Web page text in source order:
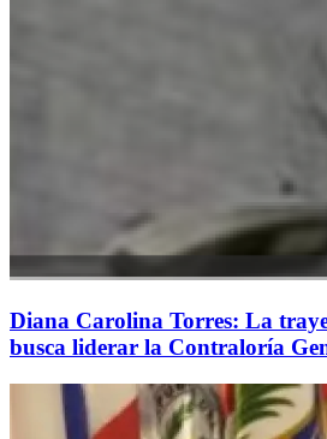
Diana Carolina Torres: La
busca liderar la Contraloría